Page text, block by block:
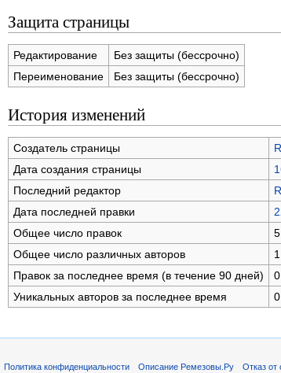
Защита страницы
Редактирование
Без защиты (бессрочно)
Переименование
Без защиты (бессрочно)
История изменений
Создатель страницы
Дата создания страницы
Последний редактор
Дата последней правки
Общее число правок
5
Общее число различных авторов
1
Правок за последнее время (в течение 90 дней)
0
Уникальных авторов за последнее время
0
Политика конфиденциальности Описание Ремезовы.Ру Отказ от